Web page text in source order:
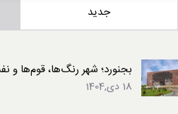
جدید
بجنورد؛ شهر رنگ‌ها، قوم‌ها
18 دی,1404